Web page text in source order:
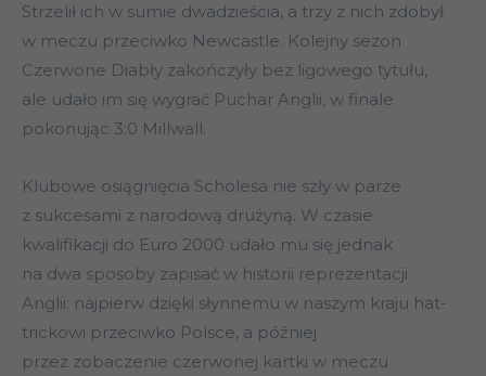
Strzelił ich w sumie dwadzieścia, a trzy z nich zdobył
w meczu przeciwko Newcastle. Kolejny sezon
Czerwone Diabły zakończyły bez ligowego tytułu,
ale udało im się wygrać Puchar Anglii, w finale
pokonując 3:0 Millwall.
Klubowe osiągnięcia Scholesa nie szły w parze
z sukcesami z narodową drużyną. W czasie
kwalifikacji do Euro 2000 udało mu się jednak
na dwa sposoby zapisać w historii reprezentacji
Anglii: najpierw dzięki słynnemu w naszym kraju hat-
trickowi przeciwko Polsce, a później
przez zobaczenie czerwonej kartki w meczu